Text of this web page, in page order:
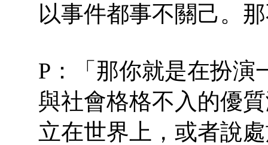
以事件都事不關己。
P：「那你就是在扮演
與社會格格不入的優
立在世界上，或者說